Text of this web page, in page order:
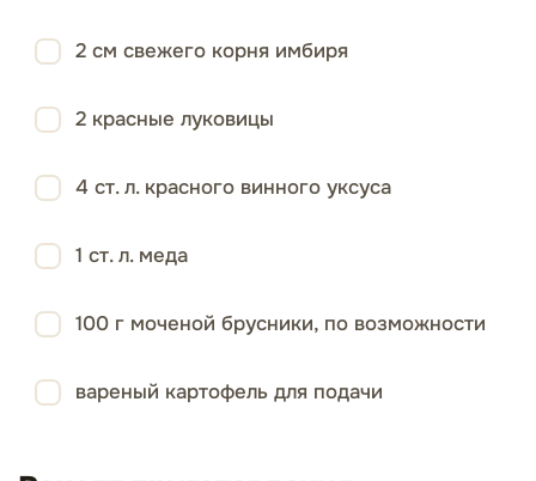
2 см свежего корня имбиря
2 красные луковицы
4 ст. л. красного винного уксуса
1 ст. л. меда
100 г моченой брусники, по возможности
вареный картофель для подачи